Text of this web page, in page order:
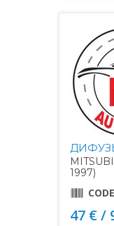
1997)
47 € /